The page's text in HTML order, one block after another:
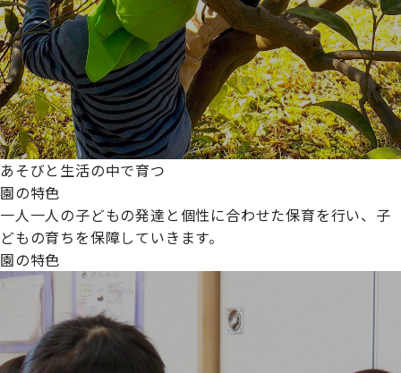
あそびと生活の中で育つ
園の特色
一人一人の子どもの発達と個性に合わせた保育を行い、子
どもの育ちを保障していきます。
園の特色